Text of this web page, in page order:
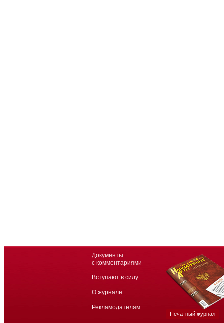
Документы
с комментариями
Вступают в силу
О журнале
Рекламодателям
Печатный журнал